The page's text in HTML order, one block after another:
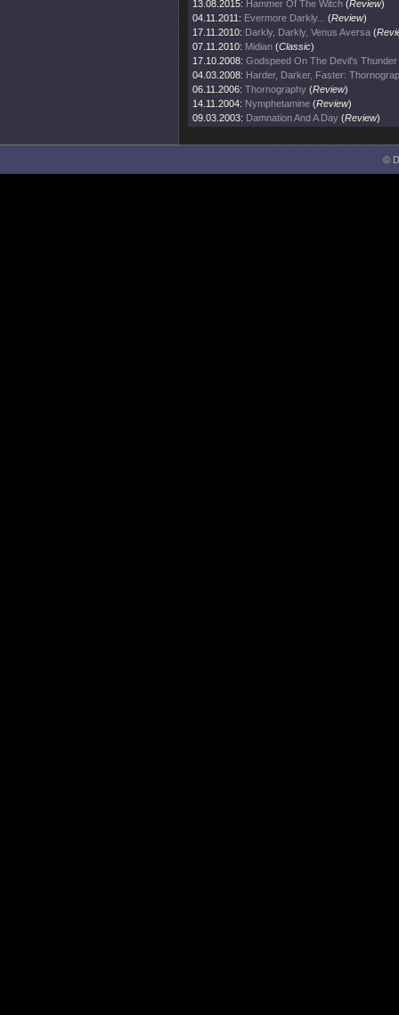
13.08.2015: Hammer Of The Witch (Review)
04.11.2011: Evermore Darkly... (Review)
17.11.2010: Darkly, Darkly, Venus Aversa (
07.11.2010: Midian (Classic)
17.10.2008: Godspeed On The Devil's Thunder
04.03.2008: Harder, Darker, Faster:
06.11.2006: Thornography (Review)
14.11.2004: Nymphetamine (Review)
09.03.2003: Damnation And A Day (Review)
©